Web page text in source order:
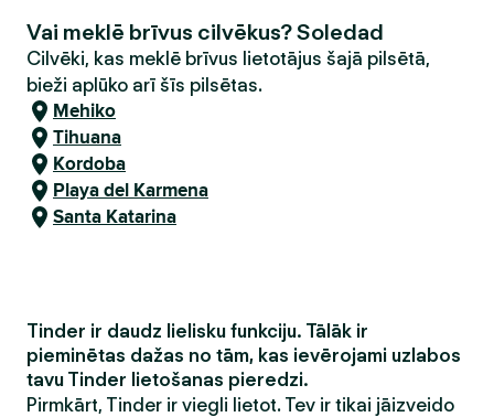
Vai meklē brīvus cilvēkus? Soledad
Cilvēki, kas meklē brīvus lietotājus šajā pilsētā,
bieži aplūko arī šīs pilsētas.
Mehiko
Tihuana
Kordoba
Playa del Karmena
Santa Katarina
Tinder ir daudz lielisku funkciju. Tālāk ir
pieminētas dažas no tām, kas ievērojami uzlabos
tavu Tinder lietošanas pieredzi.
Pirmkārt, Tinder ir viegli lietot. Tev ir tikai jāizveido